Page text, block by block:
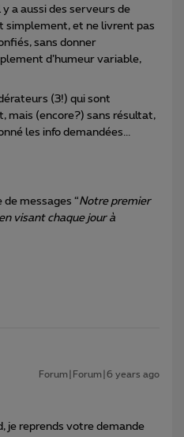
a aussi des serveurs de
simplement, et ne livrent pas
sans donner
d’humeur variable,
(3!) qui sont
mais (encore?) sans résultat,
les info demandées...
messages “Notre premier
visant chaque jour à
Forum|Forum|6 years ago
je reprends votre demande